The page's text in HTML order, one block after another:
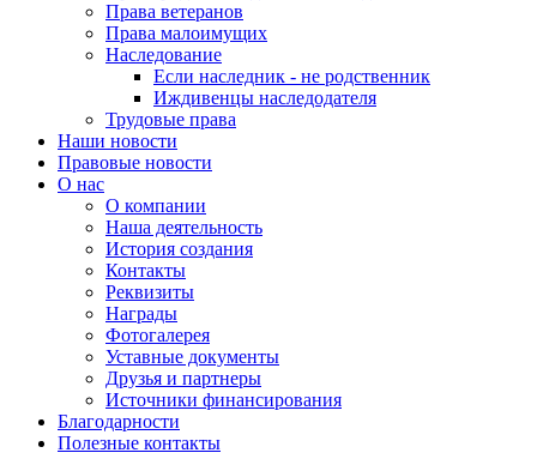
Права ветеранов
Права малоимущих
Наследование
Если наследник - не родственник
Иждивенцы наследодателя
Трудовые права
Наши новости
Правовые новости
О нас
О компании
Наша деятельность
История создания
Контакты
Реквизиты
Награды
Фотогалерея
Уставные документы
Друзья и партнеры
Источники финансирования
Благодарности
Полезные контакты